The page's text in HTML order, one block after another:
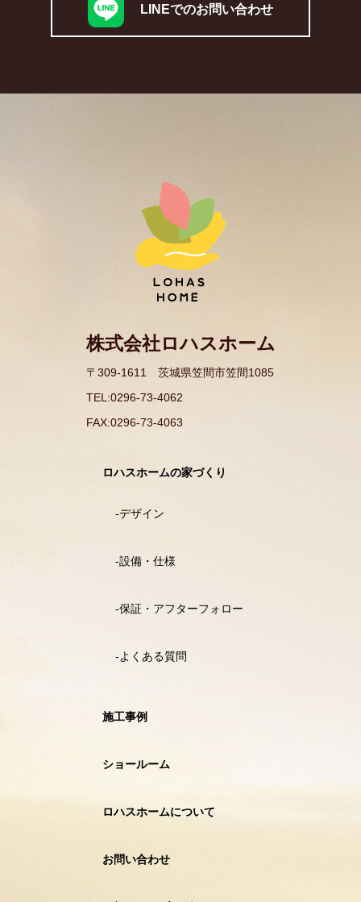
LINEでのお問い合わせ
株式会社ロハスホーム
〒309-1611 茨城県笠間市笠間1085​
TEL:0296-73-4062
FAX:0296-73-4063​
ロハスホームの家づくり
デザイン
設備・仕様
保証・アフターフォロー
よくある質問
施工事例
ショールーム
ロハスホームについて
お問い合わせ